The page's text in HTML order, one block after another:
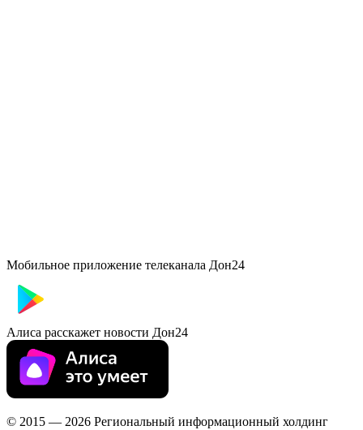
Мобильное приложение телеканала Дон24
Алиса расскажет новости Дон24
© 2015 — 2026 Региональный информационный холдинг